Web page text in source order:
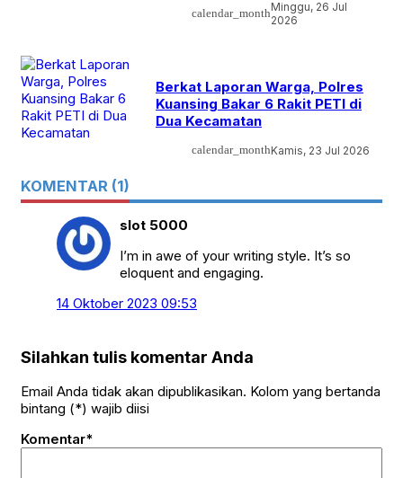
calendar_monthMinggu, 26 Jul
2026
Berkat Laporan Warga, Polres
Kuansing Bakar 6 Rakit PETI di
Dua Kecamatan
calendar_monthKamis, 23 Jul 2026
KOMENTAR (1)
slot 5000
I’m in awe of your writing style. It’s so
eloquent and engaging.
14 Oktober 2023 09:53
Silahkan tulis komentar Anda
Email Anda tidak akan dipublikasikan. Kolom yang bertanda
bintang (*) wajib diisi
Komentar*